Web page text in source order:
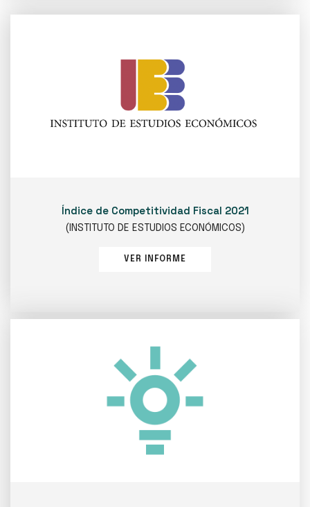
Índice de Competitividad Fiscal 2021
(INSTITUTO DE ESTUDIOS ECONÓMICOS)
VER INFORME